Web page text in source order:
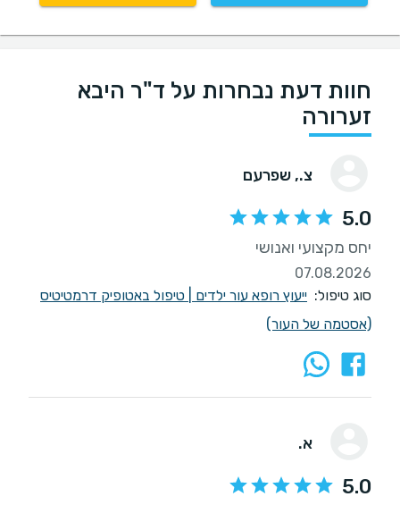
חוות דעת נבחרות על ד"ר היבא
זערורה
צ., שפרעם
5.0
יחס מקצועי ואנושי
07.08.2026
סוג טיפול: ייעוץ רופא עור ילדים
טיפול באטופיק דרמטיטיס
(אסטמה של העור)
א.
5.0